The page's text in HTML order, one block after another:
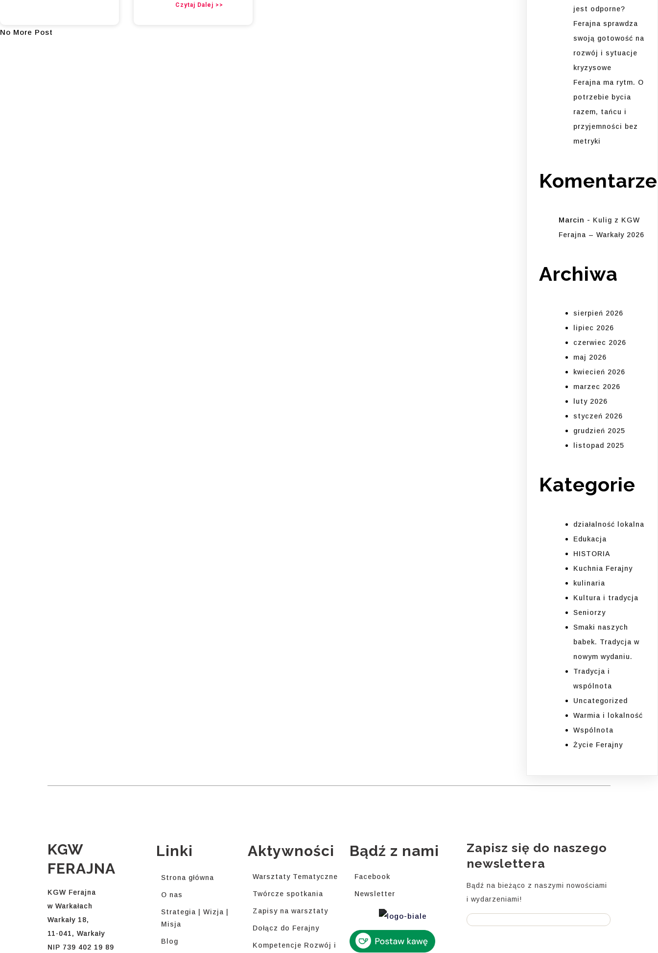
Czytaj Dalej >>
No More Post
jest odporne?
Ferajna sprawdza
swoją gotowość na
rozwój i sytuacje
kryzysowe
Ferajna ma rytm. O
potrzebie bycia
razem, tańcu i
przyjemności bez
metryki
Komentarze
Marcin - Kulig z KGW
Ferajna – Warkały 2026
Archiwa
sierpień 2026
lipiec 2026
czerwiec 2026
maj 2026
kwiecień 2026
marzec 2026
luty 2026
styczeń 2026
grudzień 2025
listopad 2025
Kategorie
działalność lokalna
Edukacja
HISTORIA
Kuchnia Ferajny
kulinaria
Kultura i tradycja
Seniorzy
Smaki naszych
babek. Tradycja w
nowym wydaniu.
Tradycja i
wspólnota
Uncategorized
Warmia i lokalność
Wspólnota
Życie Ferajny
KGW
FERAJNA
KGW Ferajna
w Warkałach
Warkały 18,
11-041, Warkały
NIP 739 402 19 89
Linki
Strona główna
O nas
Strategia | Wizja |
Misja
Blog
Aktywności
Warsztaty Tematyczne
Twórcze spotkania
Zapisy na warsztaty
Dołącz do Ferajny
Kompetencje Rozwój i
Bądź z nami
Facebook
Newsletter
Zapisz się do naszego
newslettera
Bądź na bieżąco z naszymi nowościami
i wydarzeniami!